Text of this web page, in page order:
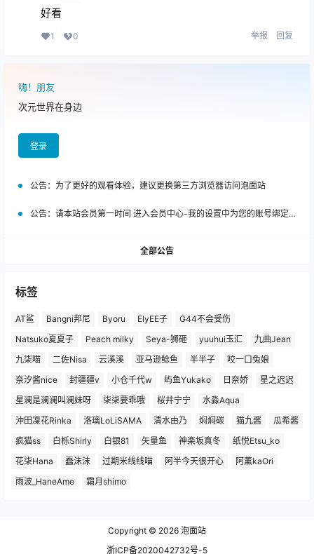
好看
1 0 举报 回复
嗨！朋友
次元世界在身边
登录
公告： 为了更好的观看体验，建议更换第三方浏览器访问泡面站
公告： 请本站会员第一时间 进入会员中心-我的设置中为您的账号绑定邮箱!
全部公告
标签
AT鲨 Bangni邦尼 Byoru ElyEE子
G44不会受伤
Natsuko夏夏子
Peach milky Seya-狮砸 yuuhui玉汇
九曲Jean
九柒喵
二佐Nisa 云溪溪 亚马逊鲶鱼 半半子
咬一口兔娘
奈汐酱nice
封疆疆v 小仓千代w 屿鱼Yukako 日奈娇
星之迟迟
星澜是澜澜叫澜妹呀
柒柒要乖哦 桜井宁宁
水淼Aqua
沖田凜花Rinka
洛璃LoLiSAMA 清水由乃 焖焖碳 猫九酱
瓜希酱
疯猫ss
白栎Shirly 白银81 矢量鱼 神楽坂真冬
纸悦Etsu_ko
花柒Hana
蠢沫沫 过期米线线喵 阿半今天很开心
阿薰kaOri
雨波_HaneAme
霜月shimo
Copyright © 2026 泡面站
浙ICP备2020042732号-5